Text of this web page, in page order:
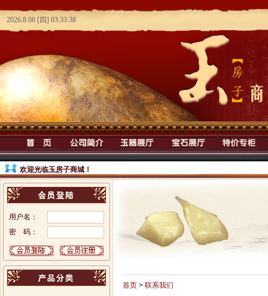
欢迎光临玉房子商城！
用户名：
密 码：
首页 > 联系我们